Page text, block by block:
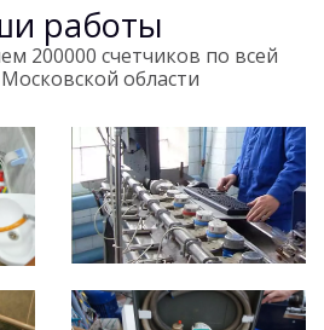
работы
200000 счетчиков по всей
области